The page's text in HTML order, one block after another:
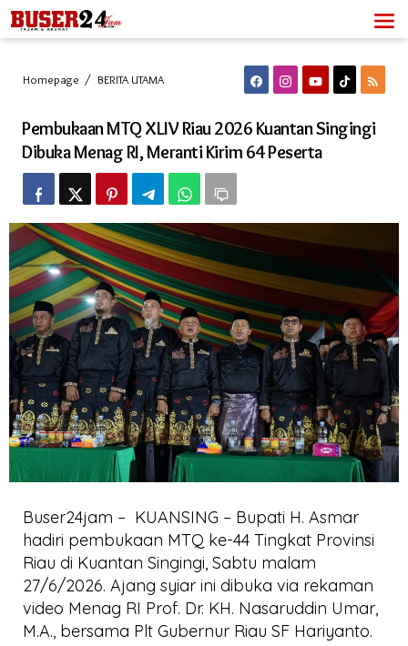
Lewati
ke
konten
Homepage / BERITA UTAMAPembukaan
Riau
Kuantan
Singingi
Dibuka
Menag
RI,
Meranti
Kirim
64
Peserta
Pembukaan MTQ XLIV Riau 2026 Kuantan Singingi
Dibuka Menag RI, Meranti Kirim 64 Peserta
Buser24jam – KUANSING – Bupati H. Asmar
hadiri pembukaan MTQ ke-44 Tingkat Provinsi
Riau di Kuantan Singingi, Sabtu malam
27/6/2026. Ajang syiar ini dibuka via rekaman
video Menag RI Prof. Dr. KH. Nasaruddin Umar,
M.A., bersama Plt Gubernur Riau SF Hariyanto.